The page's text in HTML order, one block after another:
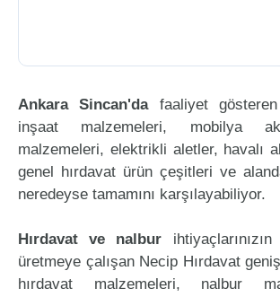
Ankara Sincan'dafaaliyet gösteren
inşaat malzemeleri, mobilya
malzemeleri, elektrikli aletler, havalı
genel hırdavat ürün çeşitleri ve
neredeyse tamamını karşılayabiliyor.
Hırdavat ve nalbur
üretmeye çalışan Necip Hırdavat
hırdavat malzemeleri, nalbur